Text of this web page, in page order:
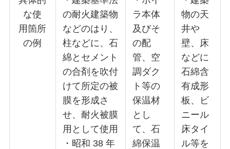
な使
用箇所
の例
の耐火建築物
などのはり、
柱などに、石
綿とセメント
の合剤を吹付
けて所定の被
膜を形成さ
せ、耐火被膜
用として使用
・昭和 38 年
ラ本体
及びそ
の配
管、空
調ダク
ト等の
保温材
とし
て、石
綿保温
物の天
井や
壁、床
などに
石綿含
有成形
板、ビ
ニール
床タイ
ル等を